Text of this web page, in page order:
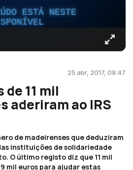
ESTÁ NESTE
25 abr, 2017, 09:47
de 11 mil
aderiram ao IRS
de madeirenses que deduziram
instituições de solidariedade
O último registo diz que 11 mil
mil euros para ajudar estas